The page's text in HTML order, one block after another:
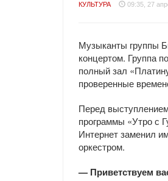
КУЛЬТУРА 09:35, 27
Музыканты группы
концертом. Группа
полный зал
проверенные
Перед
программы «Утро с
Интернет заменил
оркестром.
— Приветствуем